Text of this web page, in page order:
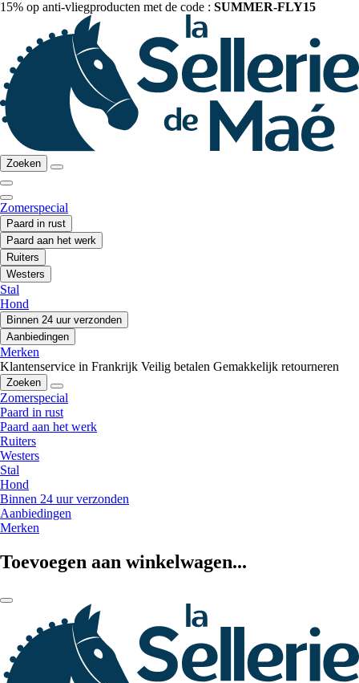
15% op anti-vliegproducten met de code : SUMMER-FLY15
Zoeken
Zomerspecial
Paard in rust
Paard aan het werk
Ruiters
Westers
Stal
Hond
Binnen 24 uur verzonden
Aanbiedingen
Merken
Klantenservice in Frankrijk Veilig betalen Gemakkelijk retourneren
Zoeken
Zomerspecial
Paard in rust
Paard aan het werk
Ruiters
Westers
Stal
Hond
Binnen 24 uur verzonden
Aanbiedingen
Merken
Toevoegen aan winkelwagen...